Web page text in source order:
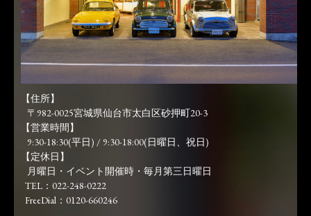
【住所】
〒982-0025宮城県仙台市太白区砂押町20-3
【営業時間】
9:30-18:30(平日) / 9:30-18:00(日曜日、祝日)
【定休日】
月曜日・イベント開催時・毎月第三日曜日
TEL：022-248-0222
FreeDial：0120-660246